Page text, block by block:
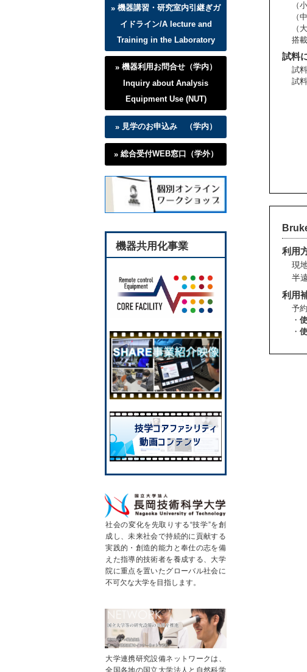
（
（
（
搭
試料
試
試
利用
現
半
利用
予
・
・
機器講習・研究室内引継ぎガ
イドライン/A lecture and
Training in the Laboratory
機器利用お問合せ（学内）
Inquiry about Analysis
Equipment Use (NUT)
見学のお申込み （学内）
総合受付WEB窓口（学外）
機器共用化事業
社会の変化を先取りする“技学”を創
成し、未来社会で持続的に貢献する
実践的・創造的能力と奉仕の志を備
えた指導的技術者を養成する、大学
院に重点を置いたグローバル社会に
不可欠な大学を目指します。
大学連携研究設備ネットワークは、
全国各地の国立大学法人と自然科学